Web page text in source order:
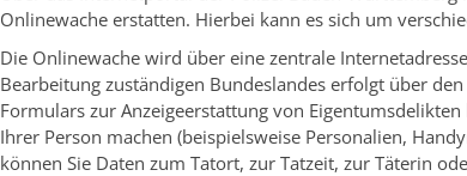
Onlinewache erstatten. Hierbei kann es sich um
Die Onlinewache wird über eine zentrale
Bearbeitung zuständigen Bundeslandes erfolgt über
Formulars zur Anzeigeerstattung von
Ihrer Person machen (beispielsweise Personalien,
können Sie Daten zum Tatort, zur Tatzeit, zur Täterin